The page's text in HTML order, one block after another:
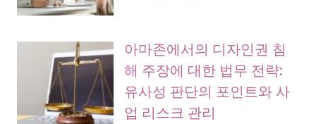
아마존에서의 디자인권 침
해 주장에 대한 법무 전략:
유사성 판단의 포인트와 사
업 리스크 관리